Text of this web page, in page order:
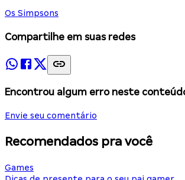
Os Simpsons
Compartilhe em suas redes
Encontrou algum erro neste
Envie seu comentário
Recomendados pra você
Games